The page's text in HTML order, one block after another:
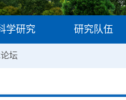
学研究 研究队伍
坛